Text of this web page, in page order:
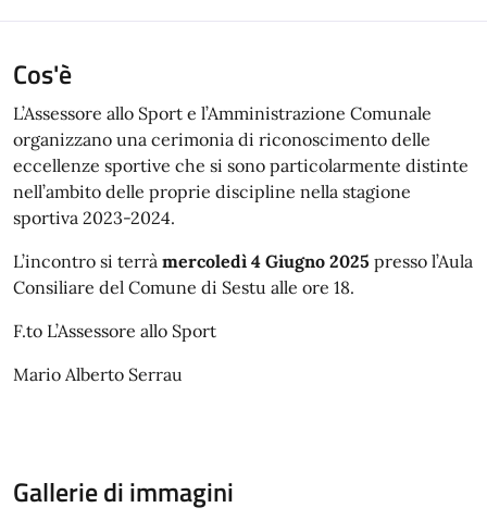
Cos'è
L’Assessore allo Sport e l’Amministrazione Comunale
organizzano una cerimonia di riconoscimento delle
eccellenze sportive che si sono particolarmente distinte
nell’ambito delle proprie discipline nella stagione
sportiva 2023-2024.
L’incontro si terrà mercoledì 4 Giugno 2025 presso l’Aula
Consiliare del Comune di Sestu alle ore 18.
F.to L’Assessore allo Sport
Mario Alberto Serrau
Gallerie di immagini